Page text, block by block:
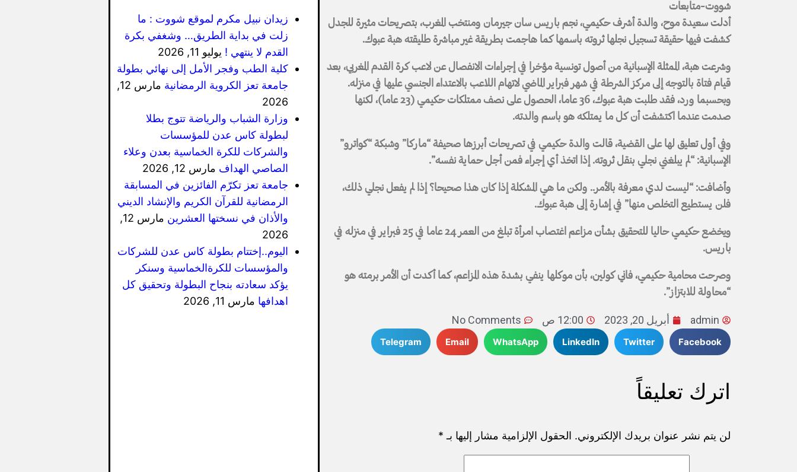
شووت-متابعات
أدلت سعيدة موح، والدة أشرف حكيمي، نجم باريس سان جيرمان ومنتخب المغرب، بتصريحات مثيرة للجدل
كشفت فيها حقيقة تسجيل نجلها ثروته باسمها كما هاجمت بطريقة غير مباشرة طليقته هبة عبوك.
وشرعت هبة، الممثلة الإسبانية من أصول تونسية مؤخرا في إجراءات الانفصال عن لاعب كرة القدم المغربي، بعد
قيام فتاة بالتوجه إلى مركز الشرطة في شهر فبراير الماضي لاتهام اللاعب بالاعتداء الجنسي عليها في منزله.
وبحسبما ورد، فقد طلبت هبة عبوك، 36 عاما، الحصول على نصف ممتلكات حكيمي (23 عاما)، لكنها
صدمت عندما اكتشفت أن كل ما يمتلكه هو باسم والدته.
وفي أول تعليق لها على القضية، قالت والدة حكيمي في تصريحات أبرزها صحيفة “ماركا” وشبكة “كواترو”
الإسبانية: “لم يبلغني نجلي بنقل ثروته. إذا اتخذ أي إجراء فمن أجل حماية نفسه”.
وأضافت: “ليست لدي معرفة بالأمر.. ولكن ما هي المشكلة إذا كان هذا صحيحا؟ إذا لم يفعل نجلي ذلك،
فلن يستطيع التخلص منها” في إشارة إلى هبة عبوك.
ويخضع حكيمي حاليا للتحقيق بشأن مزاعم اغتصاب امرأة تبلغ من العمر 24 عاما في 25 فبراير في منزله في
باريس.
وصرحت محامية حكيمي، فاني كولين، بأن موكلها ينفي بشدة هذه المزاعم، كما أكدت أن الأمر برمته هو
“محاولة للابتزاز”.
admin أبريل 20, 2023 12:00 ص No Comments
Facebook
Twitter
LinkedIn
WhatsApp
Email
Telegram
اترك تعليقاً
لن يتم نشر عنوان بريدك الإلكتروني. الحقول الإلزامية مشار إليها بـ *
زيدان نبيل مكرم لموقع شووت : ما
زلت في بداية الطريق… وشغفي بكرة
القدم لا ينتهي ! يوليو 11, 2026
كلية الطب وفجر الأمل إلى نهائي بطولة
جامعة تعز الكروية الرمضانية
مارس 12,
2026
وزارة الشباب والرياضة تتوج بطلا
لبطولة كاس عدن للمؤسسات
والشركات للكرة الخماسية بعدن وعلاء
الصاصي الهداف مارس 12, 2026
جامعة تعز تكرّم الفائزين في المسابقة
الرمضانية للقرآن الكريم والإنشاد الديني
والأذان في نسختها العشرين
مارس 12,
2026
اليوم..إختتام بطولة كاس عدن للشركات
والمؤسسات للكرةالخماسية وسنكر
يؤكد سعادته بنجاح البطولة وتحقيق كل
اهدافها مارس 11, 2026